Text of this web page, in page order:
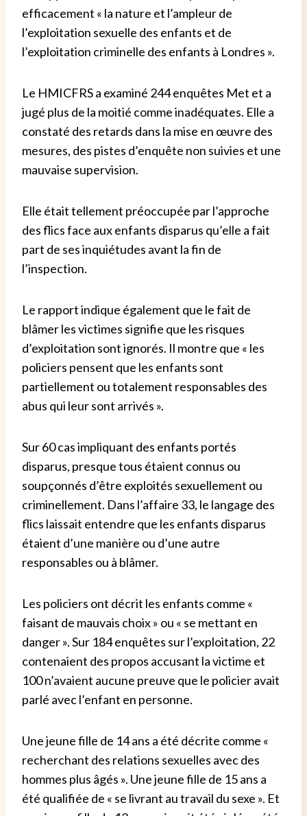
efficacement « la nature et l’ampleur de
l’exploitation sexuelle des enfants et de
l’exploitation criminelle des enfants à Londres ».
Le HMICFRS a examiné 244 enquêtes Met et a
jugé plus de la moitié comme inadéquates. Elle a
constaté des retards dans la mise en œuvre des
mesures, des pistes d’enquête non suivies et une
mauvaise supervision.
Elle était tellement préoccupée par l’approche
des flics face aux enfants disparus qu’elle a fait
part de ses inquiétudes avant la fin de
l’inspection.
Le rapport indique également que le fait de
blâmer les victimes signifie que les risques
d’exploitation sont ignorés. Il montre que « les
policiers pensent que les enfants sont
partiellement ou totalement responsables des
abus qui leur sont arrivés ».
Sur 60 cas impliquant des enfants portés
disparus, presque tous étaient connus ou
soupçonnés d’être exploités sexuellement ou
criminellement. Dans l’affaire 33, le langage des
flics laissait entendre que les enfants disparus
étaient d’une manière ou d’une autre
responsables ou à blâmer.
Les policiers ont décrit les enfants comme «
faisant de mauvais choix » ou « se mettant en
danger ». Sur 184 enquêtes sur l’exploitation, 22
contenaient des propos accusant la victime et
100 n’avaient aucune preuve que le policier avait
parlé avec l’enfant en personne.
Une jeune fille de 14 ans a été décrite comme «
recherchant des relations sexuelles avec des
hommes plus âgés ». Une jeune fille de 15 ans a
été qualifiée de « se livrant au travail du sexe ». Et